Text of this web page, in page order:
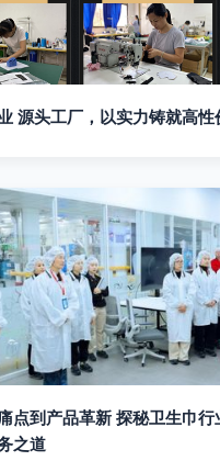
源头工厂，以实力铸就高
点到产品革新 探秘卫生巾
之道